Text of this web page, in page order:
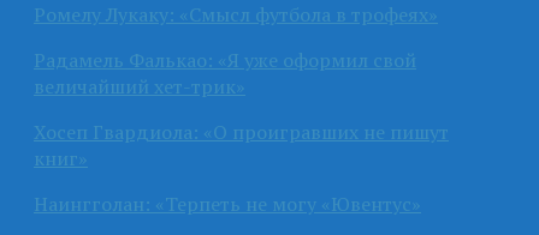
Ромелу Лукаку: «Смысл футбола в трофеях»
Радамель Фалькао: «Я уже оформил свой
величайший хет-трик»
Хосеп Гвардиола: «О проигравших не пишут
книг»
Наингголан: «Терпеть не могу «Ювентус»